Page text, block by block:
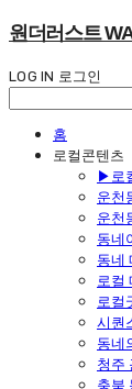
원더러스트
LOG IN 로그인
홈
로컬콘텐츠
▶로
운천
운천
동네
동네
로컬
로컬
시퀀
동네
청주
충북